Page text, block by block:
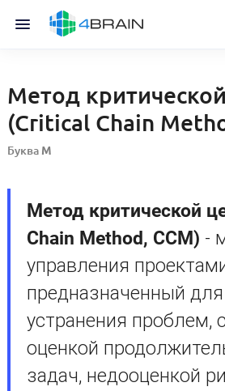
Метод
(Critical Chain
Буква М
Метод критической
Chain Method, CCM) -
управления
предназначенный для
устранения проблем,
оценкой
задач, недооценкой